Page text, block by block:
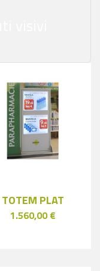
TOTEM PLAT
1.560,00 €